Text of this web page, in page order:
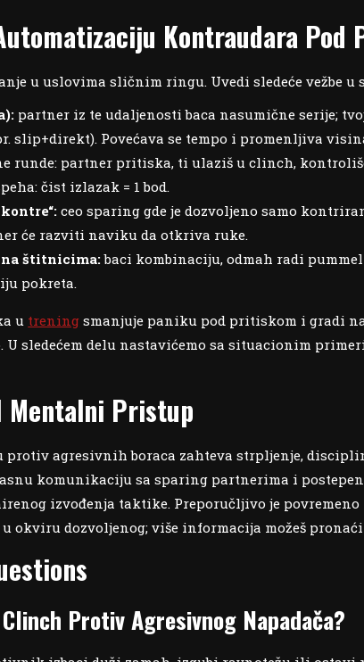
Kontraudara
u uslovima sličnim ringu. Uvedi sledeće vežbe u
partner iz te udaljenosti baca nasumične serije;
slip+direkt). Povećava se tempo i promenljiva
runde: partner pritiska, ti ulaziš u clinch,
čist izlazak = 1 bod.
ceo sparing gde je dozvoljeno samo
će razviti naviku da otkriva ruke.
štitnicima:baci kombinaciju, odmah radi
pokreta.
u trening smanjuje paniku pod pritiskom i gradi
sledećem delu nastavićemo sa situacionim
Mentalni Pristup
agresivnih boraca zahteva strpljenje,
komunikaciju sa sparing partnerima i
izvođenja taktike. Preporučljivo je
okviru dozvoljenog; više informacija možeš
Protiv Agresivnog Napadača?